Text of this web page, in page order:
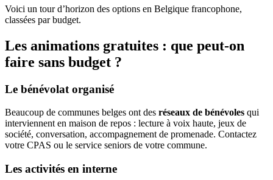
Voici un tour d’horizon des options en Belgique francophone,
classées par budget.
Les animations gratuites : que peut-on
faire sans budget ?
Le bénévolat organisé
Beaucoup de communes belges ont des réseaux de bénévoles qui
interviennent en maison de repos : lecture à voix haute, jeux de
société, conversation, accompagnement de promenade. Contactez
votre CPAS ou le service seniors de votre commune.
Les activités en interne